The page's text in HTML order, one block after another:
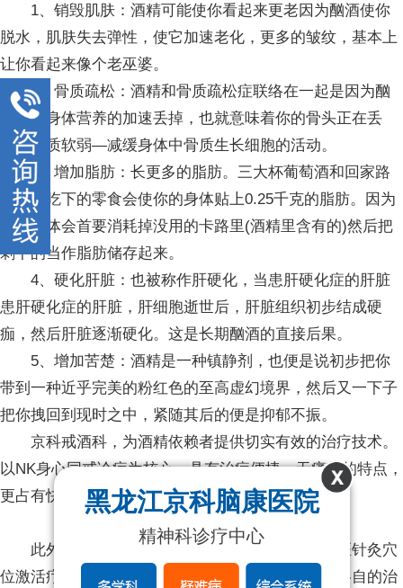
1、销毁肌肤：酒精可能使你看起来更老因为酗酒使你
脱水，肌肤失去弹性，使它加速老化，更多的皱纹，基本上
让你看起来像个老巫婆。
2、骨质疏松：酒精和骨质疏松症联络在一起是因为酗
酒导致身体营养的加速丢掉，也就意味着你的骨头正在丢
掉。骨质软弱—减缓身体中骨质生长细胞的活动。
3、增加脂肪：长更多的脂肪。三大杯葡萄酒和回家路
上趁便吃下的零食会使你的身体贴上0.25千克的脂肪。因为
你的身体会首要消耗掉没用的卡路里(酒精里含有的)然后把
剩下的当作脂肪储存起来。
4、硬化肝脏：也被称作肝硬化，当患肝硬化症的肝脏
患肝硬化症的肝脏，肝细胞逝世后，肝脏组织初步结成硬
痂，然后肝脏逐渐硬化。这是长期酗酒的直接后果。
5、增加苦楚：酒精是一种镇静剂，也便是说初步把你
带到一种近乎完美的粉红色的至高虚幻境界，然后又一下子
把你拽回到现时之中，紧随其后的便是抑郁不振。
京科戒酒科，为酒精依赖者提供切实有效的治疗技术。
以NK身心同戒诊疗为核心，具有治疗便捷、无痛苦的特点，
更占有快速脱体瘾、消除戒断反应的优势。
此外，我院戒酒科还含有脑神经修复疗法、中医针灸穴
位激活疗法、心理干预疗法以及工娱疗法，皆具有各自的治
黑龙江京科脑康医院
精神科诊疗中心